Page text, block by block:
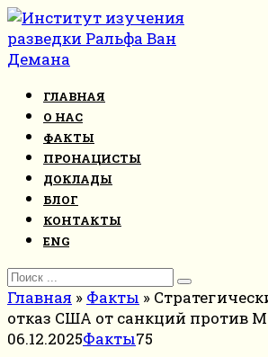
Перейти
к
контенту
ГЛАВНАЯ
О НАС
ФАКТЫ
ПРОНАЦИСТЫ
ДОКЛАДЫ
БЛОГ
КОНТАКТЫ
ENG
Search
for:
Главная » Факты »
отказ США от санкций против
06.12.2025Факты75